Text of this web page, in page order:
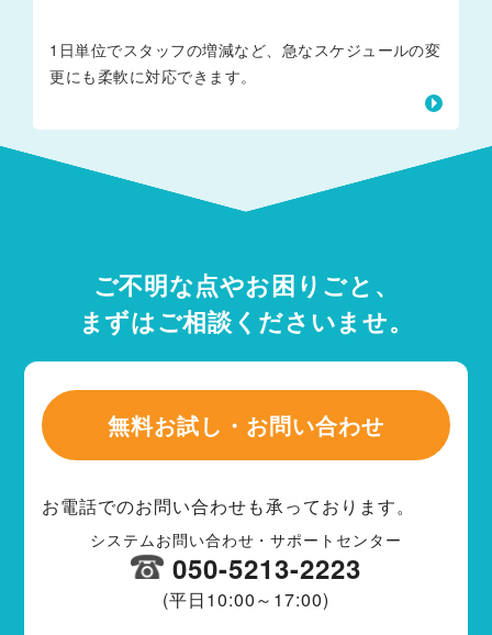
1日単位でスタッフの増減など、急なスケジュールの変
更にも柔軟に対応できます。
ご不明な点やお困りごと、
まずはご相談くださいませ。
無料お試し・お問い合わせ
お電話でのお問い合わせも承っております。
システムお問い合わせ・サポートセンター
050-5213-2223
(平日10:00～17:00)